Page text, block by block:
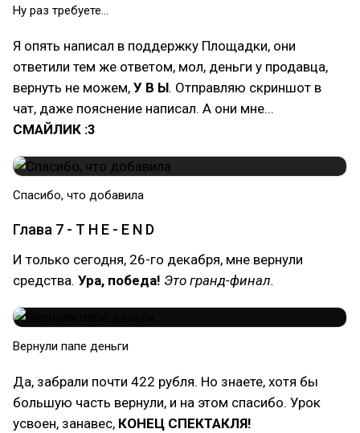
Ну раз требуете...
Я опять написал в поддержку Площадки, они
ответили тем же ответом, мол, деньги у продавца,
вернуть не можем, У В Ы. Отправляю скриншот в
чат, даже пояснение написал. А они мне...
СМАЙЛИК :3
Спасибо, что добавила
Глава 7 - T H E - E N D
И только сегодня, 26-го декабря, мне вернули
средства. Ура, победа! Это гранд-финал.
Вернули папе деньги
Да, забрали почти 422 рубля. Но знаете, хотя бы
большую часть вернули, и на этом спасибо. Урок
усвоен, занавес, КОНЕЦ СПЕКТАКЛЯ!